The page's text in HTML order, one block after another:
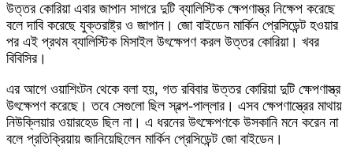
উত্তর কোরিয়া এবার জাপান সাগরে দুটি ব্যালিস্টিক ক্ষেপণাস্ত্র নিক্ষেপ করেছে
বলে দাবি করেছে যুক্তরাষ্ট্র ও জাপান। জো বাইডেন মার্কিন প্রেসিডেন্ট হওয়ার
পর এই প্রথম ব্যালিস্টিক মিসাইল উৎক্ষেপণ করল উত্তর কোরিয়া। খবর
বিবিসির।
এর আগে ওয়াশিংটন থেকে বলা হয়, গত রবিবার উত্তর কোরিয়া দুটি ক্ষেপণাস্ত্র
উৎক্ষেপণ করেছে। তবে সেগুলো ছিল স্বল্প-পাল্লার। এসব ক্ষেপণাস্ত্রের মাথায়
নিউক্লিয়ার ওয়ারহেড ছিল না। এ ধরনের উৎক্ষেপণকে উসকানি মনে করেন না
বলে প্রতিক্রিয়ায় জানিয়েছিলেন মার্কিন প্রেসিডেন্ট জো বাইডেন।